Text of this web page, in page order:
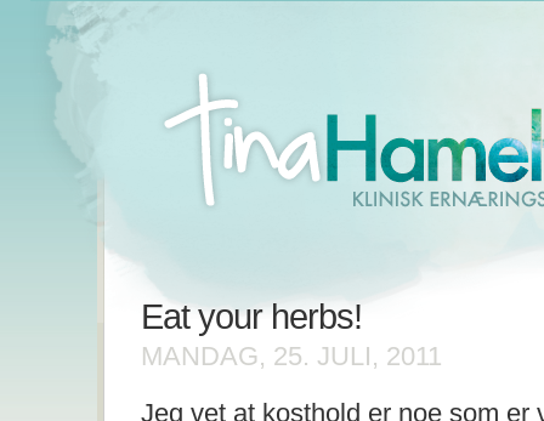
Eat your herbs!
MANDAG, 25. JULI, 2011
Jeg vet at kosthold er noe som er